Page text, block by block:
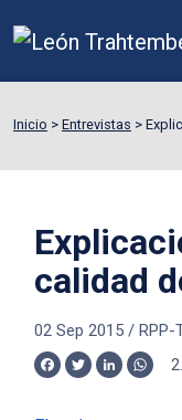
Inicio > Entrevistas >
calidad
02 Sep 2015/ RPP-
Facebook
TwitterLinkedIn